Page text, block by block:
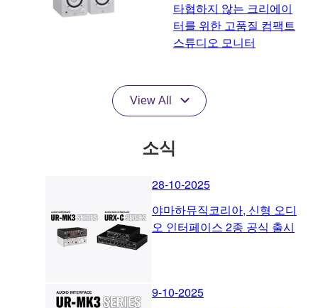
타협하지 않는 크리에이
터를 위한 고품질 컴팩트
스튜디오 모니터
View All
소식
28-10-2025
야마하뮤직코리아, 신형 오디
오 인터페이스 2종 공식 출시
9-10-2025